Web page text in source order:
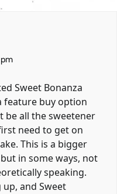
Sweet Bonanza
feature buy option
be all the sweetener
need to get on
This is a bigger
in some ways, not
speaking.
and Sweet